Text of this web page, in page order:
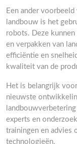
Een ander
landbouw is het
robots. Deze
en verpakken van
efficiëntie en
kwaliteit van de
Het is belangrijk
nieuwste
experts en
trainingen en advies
technologieën.